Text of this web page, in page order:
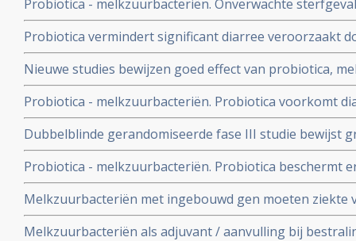
Probiotica - melkzuurbacteriën. Onverwachte
probiotica en alvleesklierontsteking - wrange speling
Rayes die inzage kreeg in onderzoeksrapport. UMC
Probiotica vermindert significant diarree veroorzaakt
met baarmoederhalskanker die daarvoor bestraald
chemokuur
Nieuwe studies bewijzen goed effect van probiotica,
voorkomen en genezen van diarree en
Helicobacter Pylori, de bacterie die vaak
en maagkanker.
Probiotica - melkzuurbacteriën. Probiotica voorkomt
bestraling bij darmkanker, aldus gerandomiseerde
gecontroleerde fase III studie. Artikel geplaatst 31
Dubbelblinde gerandomiseerde fase III studie bewijst
melkzuurbacteriën - in versterken immuunsysteem bij
geplaatst februari 2004
Probiotica - melkzuurbacteriën. Probiotica beschermt
beademingsmachine tegen ontwikkelen van
Zweedse studie. Artikel geplaatst 8 maart 2008.
Melkzuurbacteriën met ingebouwd gen moeten ziekte
genezen aldus nieuwe proef in AMC. Artikel geplaatst
Melkzuurbacteriën als adjuvant / aanvulling bij